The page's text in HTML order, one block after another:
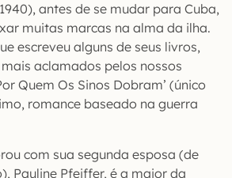
antes de se mudar para Cuba,
muitas marcas na alma da ilha.
escreveu alguns de seus livros,
aclamados pelos nossos
Quem Os Sinos Dobram’ (único
romance baseado na guerra
com sua segunda esposa (de
Pauline Pfeiffer, é a maior da